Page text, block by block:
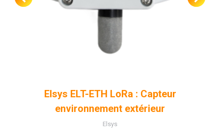
Elsys ELT-ETH LoRa : Capteur
environnement extérieur
Elsys